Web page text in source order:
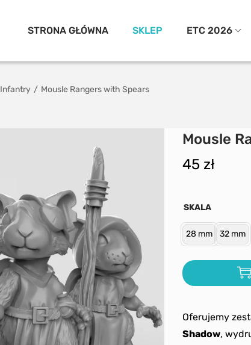
STRONA GŁÓWNA SKLEP ETC 2026
Infantry / Mousle Rangers with Spears
Mousle
45 zł
Oferujemy
Shadow,
SKALA
28 mm 32 mm